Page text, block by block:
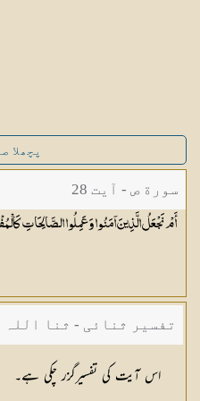
پچھلا
سورة ص - آیت 28
أَمْ نَجْعَلُ الَّذِينَ آمَنُوا وَعَمِلُوا الصَّالِحَاتِ
تفسیر ثنائی - ثنا
اس آیت کی تفسیرگزر چکی ہے۔